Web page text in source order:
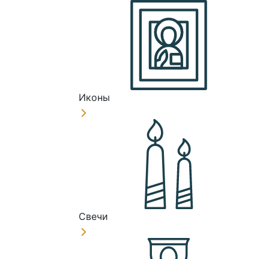
Иконы
Свечи